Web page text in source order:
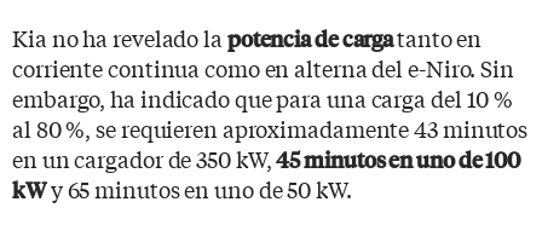
Kia no ha revelado la potencia de cargatanto en
corriente continua como en alterna del e-Niro. Sin
embargo, ha indicado que para una carga del 10 %
al 80 %, se requieren aproximadamente 43 minutos
en un cargador de 350 kW,45 minutos en uno de 100
kWy 65 minutos en uno de 50 kW.